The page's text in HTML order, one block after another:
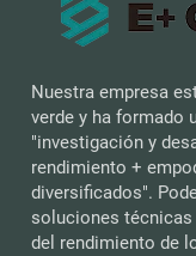
Nuestra empresa
verde y ha formado
"investigación y
rendimiento +
diversificados".
soluciones
del rendimiento de